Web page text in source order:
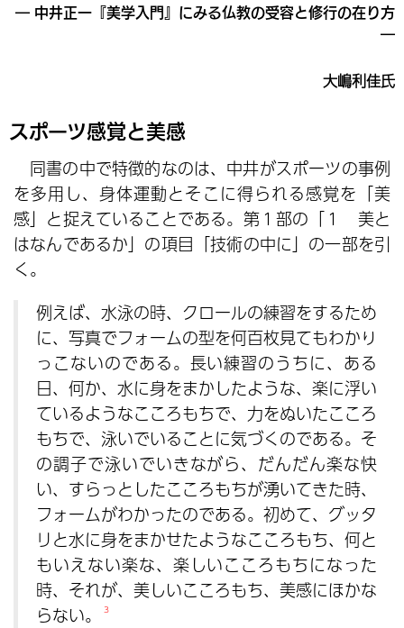
― 中井正一『美学入門』にみる仏教の受容と修行の在り方
―
大嶋利佳氏
スポーツ感覚と美感
同書の中で特徴的なのは、中井がスポーツの事例
を多用し、身体運動とそこに得られる感覚を「美
感」と捉えていることである。第１部の「１ 美と
はなんであるか」の項目「技術の中に」の一部を引
く。
例えば、水泳の時、クロールの練習をするため
に、写真でフォームの型を何百枚見てもわかり
っこないのである。長い練習のうちに、ある
日、何か、水に身をまかしたような、楽に浮い
ているようなこころもちで、力をぬいたこころ
もちで、泳いでいることに気づくのである。そ
の調子で泳いでいきながら、だんだん楽な快
い、すらっとしたこころもちが湧いてきた時、
フォームがわかったのである。初めて、グッタ
リと水に身をまかせたようなこころもち、何と
もいえない楽な、楽しいこころもちになった
時、それが、美しいこころもち、美感にほかな
らない。
3